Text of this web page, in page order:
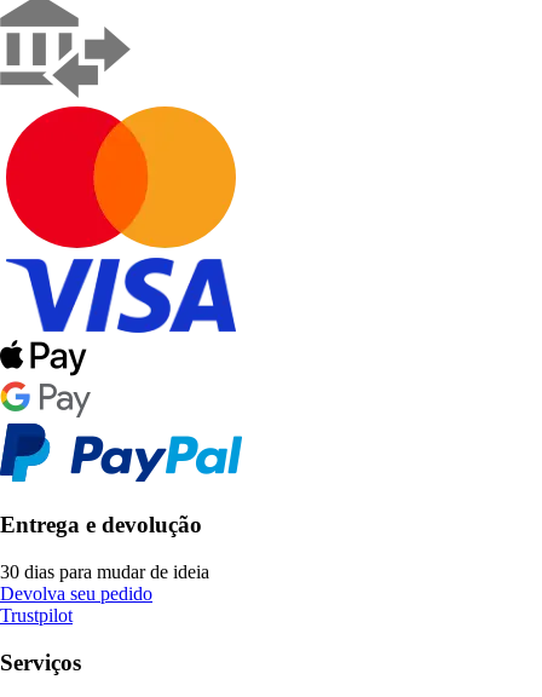
Entrega e devolução
30 dias para mudar de ideia
Devolva seu pedido
Trustpilot
Serviços